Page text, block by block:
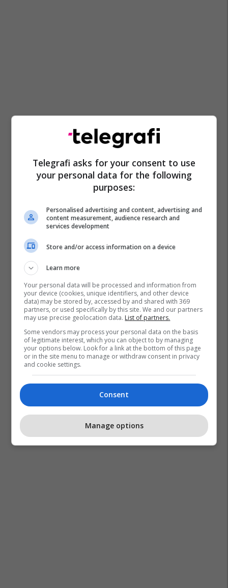
Telegrafi asks for your consent to use
your personal data for the following
purposes:
Personalised advertising and content, advertising and
content measurement, audience research and
services development
Store and/or access information on a device
Learn more
Your personal data will be processed and information from
your device (cookies, unique identifiers, and other device
data) may be stored by, accessed by and shared with 369
partners, or used specifically by this site. We and our partners
may use precise geolocation data. List of partners.
Some vendors may process your personal data on the basis
of legitimate interest, which you can object to by managing
your options below. Look for a link at the bottom of this page
or in the site menu to manage or withdraw consent in privacy
and cookie settings.
Consent
Manage options